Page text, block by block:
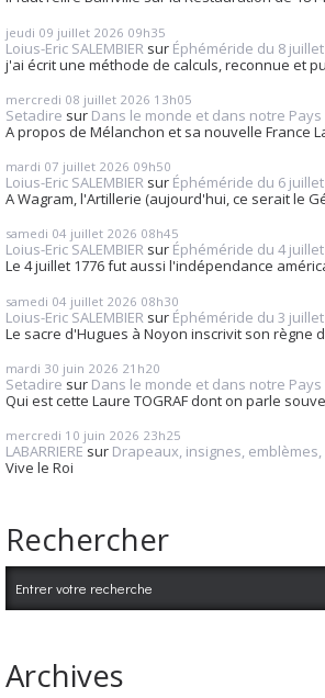
jeudi 09 juillet 2026 09h35
Loius-Eric SALEMBIER sur Éphéméride du 8 juillet
j'ai écrit une méthode de calculs, reconnue et
mercredi 08 juillet 2026 13h05
Setadire sur Dans le monde et dans notre
A propos de Mélanchon et sa nouvelle France
mardi 07 juillet 2026 09h50
Loius-Eric SALEMBIER sur Éphéméride du 6 juillet
A Wagram, l'Artillerie (aujourd'hui, ce serait le
samedi 04 juillet 2026 08h45
Loius-Eric SALEMBIER sur Éphéméride du 4 juillet
Le 4 juillet 1776 fut aussi l'indépendance
samedi 04 juillet 2026 08h30
Loius-Eric SALEMBIER sur Éphéméride du 3 juillet
Le sacre d'Hugues à Noyon inscrivit son règne
mardi 30 juin 2026 21h20
Setadire sur Dans le monde et dans notre
Qui est cette Laure TOGRAF dont on parle
mercredi 10 juin 2026 23h25
LABARRIERE sur Drapeaux, insignes,
Vive le Roi
Rechercher
Archives